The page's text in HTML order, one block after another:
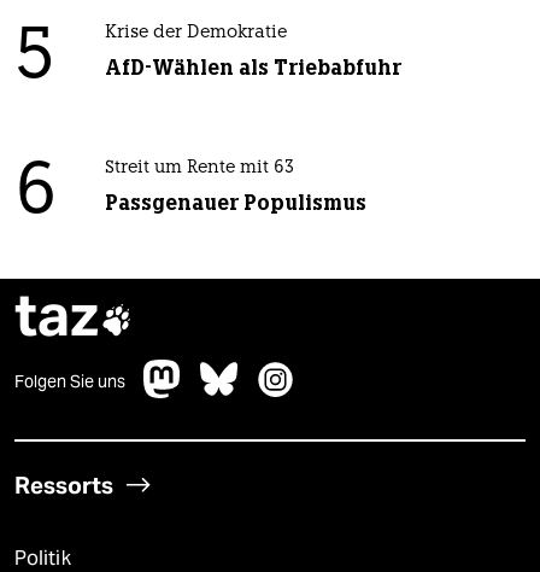
5 Krise der Demokratie
AfD-Wählen als Triebabfuhr
6 Streit um Rente mit 63
Passgenauer Populismus
taz
Folgen Sie uns
Ressorts
Politik